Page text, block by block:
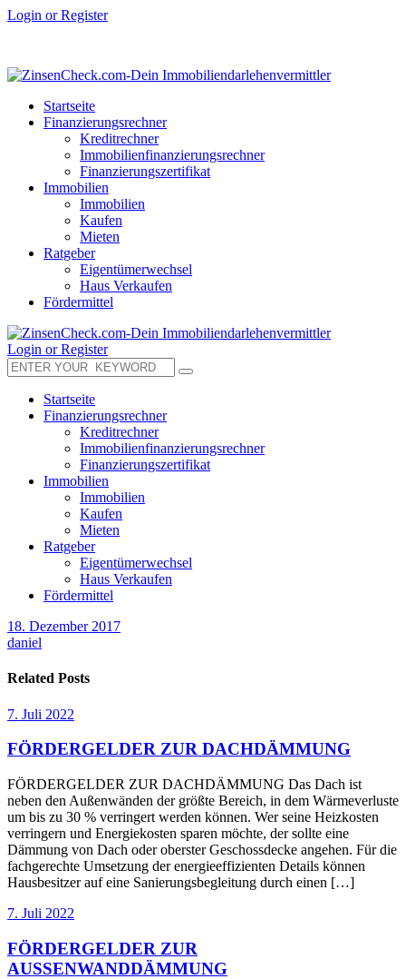
Login or Register
Startseite
Finanzierungsrechner
Kreditrechner
Immobilienfinanzierungsrechner
Finanzierungszertifikat
Immobilien
Immobilien
Kaufen
Mieten
Ratgeber
Eigentümerwechsel
Haus Verkaufen
Fördermittel
Login or Register
Startseite
Finanzierungsrechner
Kreditrechner
Immobilienfinanzierungsrechner
Finanzierungszertifikat
Immobilien
Immobilien
Kaufen
Mieten
Ratgeber
Eigentümerwechsel
Haus Verkaufen
Fördermittel
18. Dezember 2017
daniel
Related Posts
7. Juli 2022
FÖRDERGELDER ZUR DACHDÄMMUNG
FÖRDERGELDER ZUR DACHDÄMMUNG Das Dach ist
neben den Außenwänden der größte Bereich, in dem Wärmeverluste
um bis zu 30 % verringert werden können. Wer seine Heizkosten
verringern und Energiekosten sparen möchte, der sollte eine
Dämmung von Dach oder oberster Geschossdecke angehen. Für die
fachgerechte Umsetzung der energieeffizienten Details können
Hausbesitzer auf eine Sanierungsbegleitung durch einen […]
7. Juli 2022
FÖRDERGELDER ZUR
AUSSENWANDDÄMMUNG